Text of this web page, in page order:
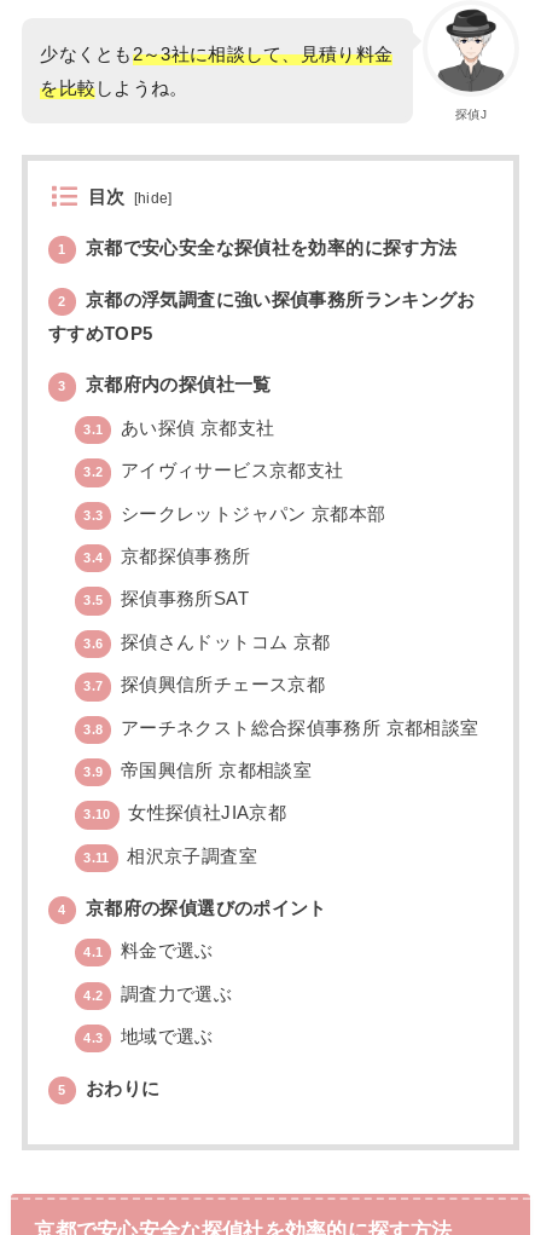
探偵J
少なくとも2～3社に相談して、見積り料金
を比較しようね。
目次 [hide]
1 京都で安心安全な探偵社を効率的に探す方法
2
京都の浮気調査に強い探偵事務所ランキングお
すすめTOP5
3 京都府内の探偵社一覧
3.1 あい探偵 京都支社
3.2 アイヴィサービス京都支社
3.3 シークレットジャパン 京都本部
3.4 京都探偵事務所
3.5 探偵事務所SAT
3.6 探偵さんドットコム 京都
3.7 探偵興信所チェース京都
3.8 アーチネクスト総合探偵事務所 京都相談室
3.9 帝国興信所 京都相談室
3.10 女性探偵社JIA京都
3.11 相沢京子調査室
4 京都府の探偵選びのポイント
4.1 料金で選ぶ
4.2 調査力で選ぶ
4.3 地域で選ぶ
5 おわりに
京都で安心安全な探偵社を効率的に探す方法